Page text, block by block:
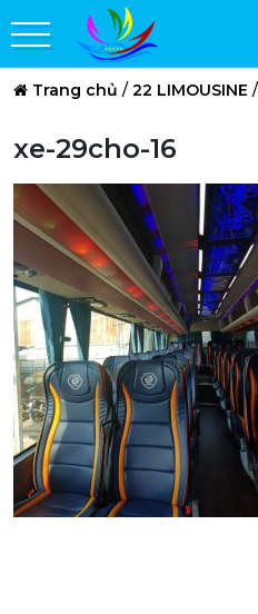
Trang chủ / 22 LIMOUSINE /
xe-29cho-16